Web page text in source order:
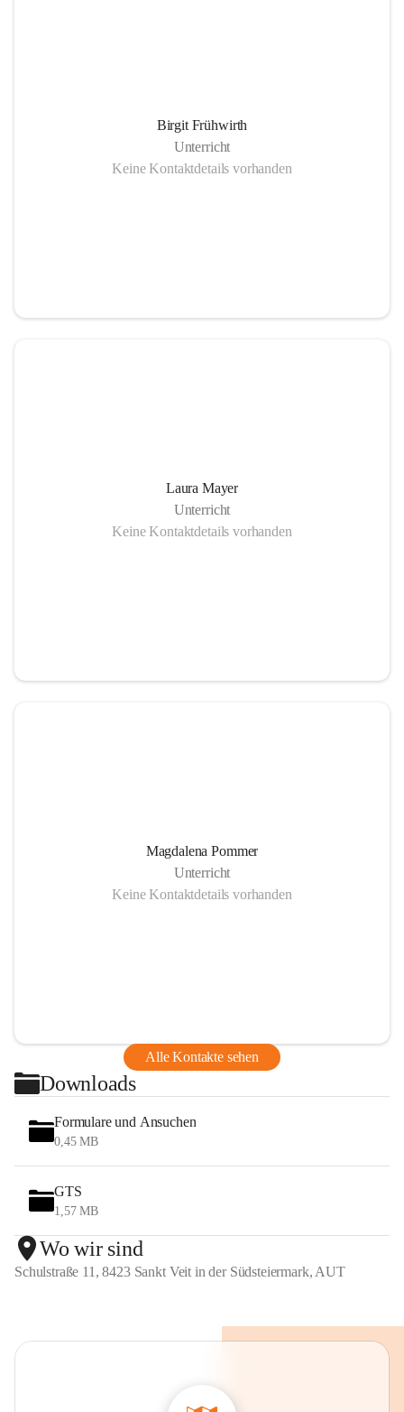
Birgit Frühwirth
Unterricht
Keine Kontaktdetails vorhanden
Laura Mayer
Unterricht
Keine Kontaktdetails vorhanden
Magdalena Pommer
Unterricht
Keine Kontaktdetails vorhanden
Alle Kontakte sehen
Downloads
Formulare und Ansuchen
0,45 MB
GTS
1,57 MB
Wo wir sind
Schulstraße 11, 8423 Sankt Veit in der Südsteiermark, AUT